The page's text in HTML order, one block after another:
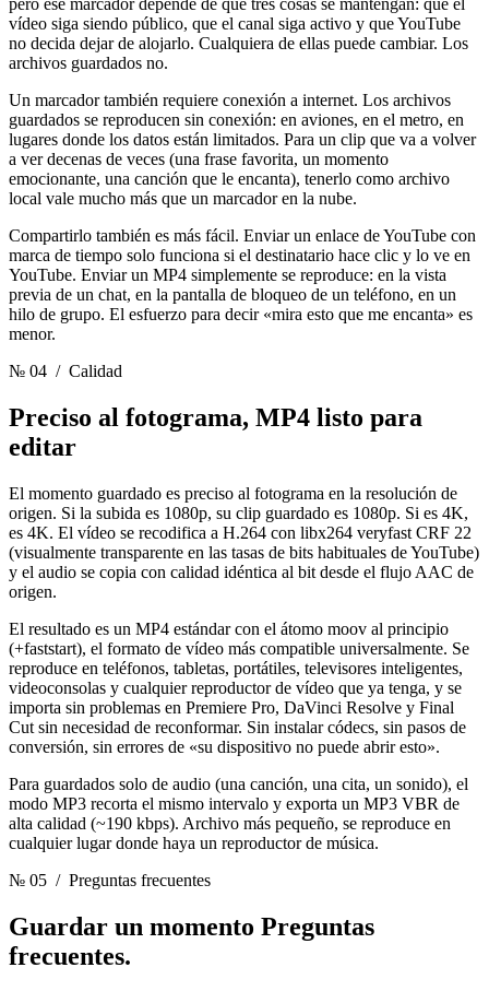
pero ese marcador depende de que tres cosas se mantengan: que el
vídeo siga siendo público, que el canal siga activo y que YouTube
no decida dejar de alojarlo. Cualquiera de ellas puede cambiar. Los
archivos guardados no.
Un marcador también requiere conexión a internet. Los archivos
guardados se reproducen sin conexión: en aviones, en el metro, en
lugares donde los datos están limitados. Para un clip que va a volver
a ver decenas de veces (una frase favorita, un momento
emocionante, una canción que le encanta), tenerlo como archivo
local vale mucho más que un marcador en la nube.
Compartirlo también es más fácil. Enviar un enlace de YouTube con
marca de tiempo solo funciona si el destinatario hace clic y lo ve en
YouTube. Enviar un MP4 simplemente se reproduce: en la vista
previa de un chat, en la pantalla de bloqueo de un teléfono, en un
hilo de grupo. El esfuerzo para decir «mira esto que me encanta» es
menor.
№ 04 / Calidad
Preciso al fotograma, MP4 listo para
editar
El momento guardado es preciso al fotograma en la resolución de
origen. Si la subida es 1080p, su clip guardado es 1080p. Si es 4K,
es 4K. El vídeo se recodifica a H.264 con libx264 veryfast CRF 22
(visualmente transparente en las tasas de bits habituales de YouTube)
y el audio se copia con calidad idéntica al bit desde el flujo AAC de
origen.
El resultado es un MP4 estándar con el átomo moov al principio
(+faststart), el formato de vídeo más compatible universalmente. Se
reproduce en teléfonos, tabletas, portátiles, televisores inteligentes,
videoconsolas y cualquier reproductor de vídeo que ya tenga, y se
importa sin problemas en Premiere Pro, DaVinci Resolve y Final
Cut sin necesidad de reconformar. Sin instalar códecs, sin pasos de
conversión, sin errores de «su dispositivo no puede abrir esto».
Para guardados solo de audio (una canción, una cita, un sonido), el
modo MP3 recorta el mismo intervalo y exporta un MP3 VBR de
alta calidad (~190 kbps). Archivo más pequeño, se reproduce en
cualquier lugar donde haya un reproductor de música.
№ 05 / Preguntas frecuentes
Guardar un momento Preguntas
frecuentes.